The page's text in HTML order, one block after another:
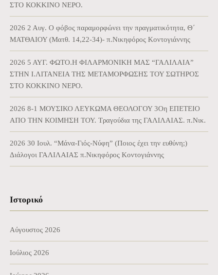
ΣΤΟ ΚΟΚΚΙΝΟ ΝΕΡΟ.
2026 2 Αυγ. Ο φόβος παραμορφώνει την πραγματικότητα, Θ΄
ΜΑΤΘΑΙΟΥ (Ματθ. 14,22-34)- π.Νικηφόρος Κοντογιάννης
2026 5 ΑΥΓ. ΦΩΤΟ.Η ΦΙΛΑΡΜΟΝΙΚΗ ΜΑΣ “ΓΑΛΙΛΑΙΑ”
ΣΤΗΝ Ι.ΛΙΤΑΝΕΙΑ ΤΗΣ ΜΕΤΑΜΟΡΦΩΣΗΣ ΤΟΥ ΣΩΤΗΡΟΣ
ΣΤΟ ΚΟΚΚΙΝΟ ΝΕΡΟ.
2026 8-1 ΜΟΥΣΙΚΟ ΛΕΥΚΩΜΑ ΘΕΟΛΟΓΟΥ 3Οη ΕΠΕΤΕΙΟ
ΑΠΟ ΤΗΝ ΚΟΙΜΗΣΗ ΤΟΥ. Τραγούδια της ΓΑΛΙΛΑΙΑΣ. π.Νικ.
2026 30 Ιουλ. “Μάνα-Γιός-Νύφη” (Ποιος έχει την ευθύνη;)
Διάλογοι ΓΑΛΙΛΑΙΑΣ π.Νικηφόρος Κοντογιάννης
Ιστορικό
Αύγουστος 2026
Ιούλιος 2026